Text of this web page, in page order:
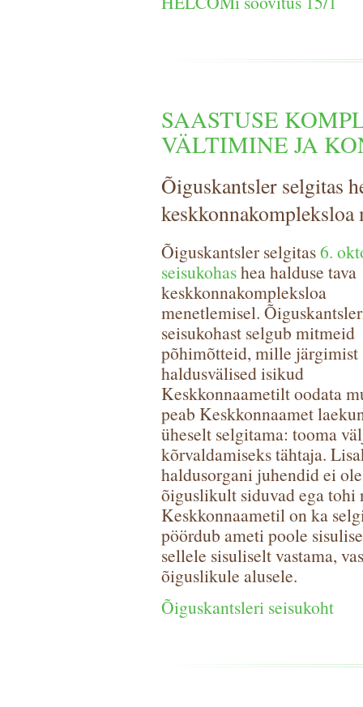
SAASTUSE
VÄLTIMINE JA
Õiguskantsler selgitas
keskkonnakompleksloa
Õiguskantsler selgitas6.
seisukohashea halduse tava
keskkonnakompleksloa
menetlemisel.
seisukohast selgub mitmeid
põhimõtteid, mille järgimist
haldusvälised isikud
Keskkonnaametilt oodata
peab Keskkonnaamet
üheselt selgitama: tooma
kõrvaldamiseks tähtaja.
haldusorgani juhendid ei
õiguslikult siduvad ega tohi
Keskkonnaametil on ka
pöördub ameti poole
sellele sisuliselt vastama,
õiguslikule alusele.
Õiguskantsleri seisukoht